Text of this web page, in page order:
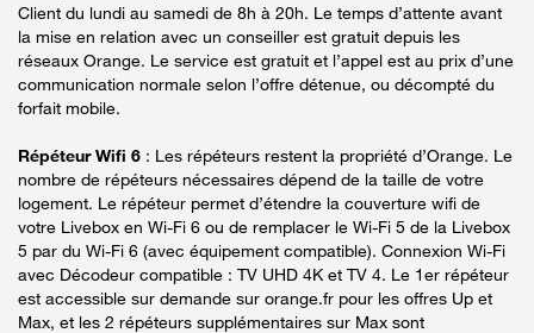
Client du lundi au samedi de 8h à 20h. Le temps d’attente avant
la mise en relation avec un conseiller est gratuit depuis les
réseaux Orange. Le service est gratuit et l’appel est au prix d’une
communication normale selon l’offre détenue, ou décompté du
forfait mobile.
Répéteur Wifi 6 : Les répéteurs restent la propriété d’Orange. Le
nombre de répéteurs nécessaires dépend de la taille de votre
logement. Le répéteur permet d’étendre la couverture wifi de
votre Livebox en Wi-Fi 6 ou de remplacer le Wi-Fi 5 de la Livebox
5 par du Wi-Fi 6 (avec équipement compatible). Connexion Wi-Fi
avec Décodeur compatible : TV UHD 4K et TV 4. Le 1er répéteur
est accessible sur demande sur orange.fr pour les offres Up et
Max, et les 2 répéteurs supplémentaires sur Max sont